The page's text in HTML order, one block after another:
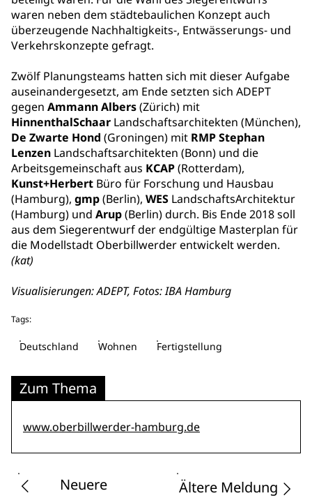
waren neben dem städtebaulichen Konzept auch
überzeugende Nachhaltigkeits-, Entwässerungs- und
Verkehrskonzepte gefragt.
Zwölf Planungsteams hatten sich mit dieser Aufgabe
auseinandergesetzt, am Ende setzten sich ADEPT
gegen Ammann Albers(Zürich) mit
HinnenthalSchaar Landschaftsarchitekten (München),
De Zwarte Hond (Groningen) mit RMP Stephan
Lenzen Landschaftsarchitekten (Bonn) und die
Arbeitsgemeinschaft aus KCAP(Rotterdam),
Kunst+Herbert Büro für Forschung und Hausbau
(Hamburg), gmp(Berlin), WES LandschaftsArchitektur
(Hamburg) und Arup(Berlin) durch. Bis Ende 2018 soll
aus dem Siegerentwurf der endgültige Masterplan für
die Modellstadt Oberbillwerder entwickelt werden.
(kat)
Visualisierungen: ADEPT, Fotos: IBA Hamburg
Tags:
Deutschland Wohnen Fertigstellung
Zum Thema
www.oberbillwerder-hamburg.de
Neuere
Ältere Meldung